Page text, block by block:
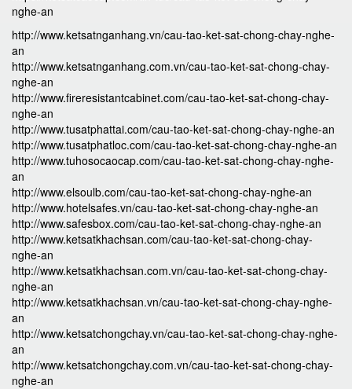
nghe-an
http://www.ketsatnganhang.vn/cau-tao-ket-sat-chong-chay-nghe-
an
http://www.ketsatnganhang.com.vn/cau-tao-ket-sat-chong-chay-
nghe-an
http://www.fireresistantcabinet.com/cau-tao-ket-sat-chong-chay-
nghe-an
http://www.tusatphattai.com/cau-tao-ket-sat-chong-chay-nghe-an
http://www.tusatphatloc.com/cau-tao-ket-sat-chong-chay-nghe-an
http://www.tuhosocaocap.com/cau-tao-ket-sat-chong-chay-nghe-
an
http://www.elsoulb.com/cau-tao-ket-sat-chong-chay-nghe-an
http://www.hotelsafes.vn/cau-tao-ket-sat-chong-chay-nghe-an
http://www.safesbox.com/cau-tao-ket-sat-chong-chay-nghe-an
http://www.ketsatkhachsan.com/cau-tao-ket-sat-chong-chay-
nghe-an
http://www.ketsatkhachsan.com.vn/cau-tao-ket-sat-chong-chay-
nghe-an
http://www.ketsatkhachsan.vn/cau-tao-ket-sat-chong-chay-nghe-
an
http://www.ketsatchongchay.vn/cau-tao-ket-sat-chong-chay-nghe-
an
http://www.ketsatchongchay.com.vn/cau-tao-ket-sat-chong-chay-
nghe-an